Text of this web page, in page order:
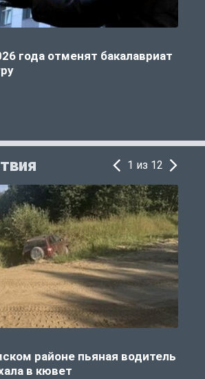
года отменят бакалавриат
1 из 12
районе пьяная водитель
в кювет